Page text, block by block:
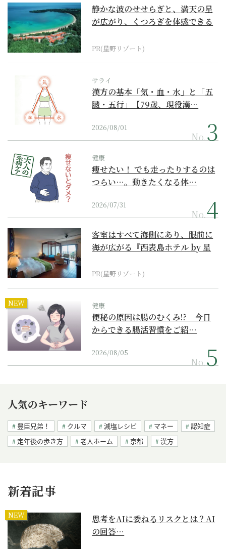
静かな波のせせらぎと、満天の星
が広がり、くつろぎを体感できる
PR(星野リゾート)
サライ
漢方の基本「気・血・水」と「五
臓・五行」【79歳、現役漢…
2026/08/01
No.
健康
痩せたい！ でも走ったりするのは
つらい…。動きたくなる体…
2026/07/31
No.
客室はすべて海側にあり、眼前に
海が広がる『西表島ホテル by 星
PR(星野リゾート)
NEW 健康
便秘の原因は腸のむくみ!? 今日
からできる腸活習慣をご紹…
2026/08/05
No.
人気のキーワード
豊臣兄弟！ クルマ 減塩レシピ マネー
認知症
定年後の歩き方
老人ホーム 京都 漢方
新着記事
NEW
思考をAIに委ねるリスクとは？AI
の回答…